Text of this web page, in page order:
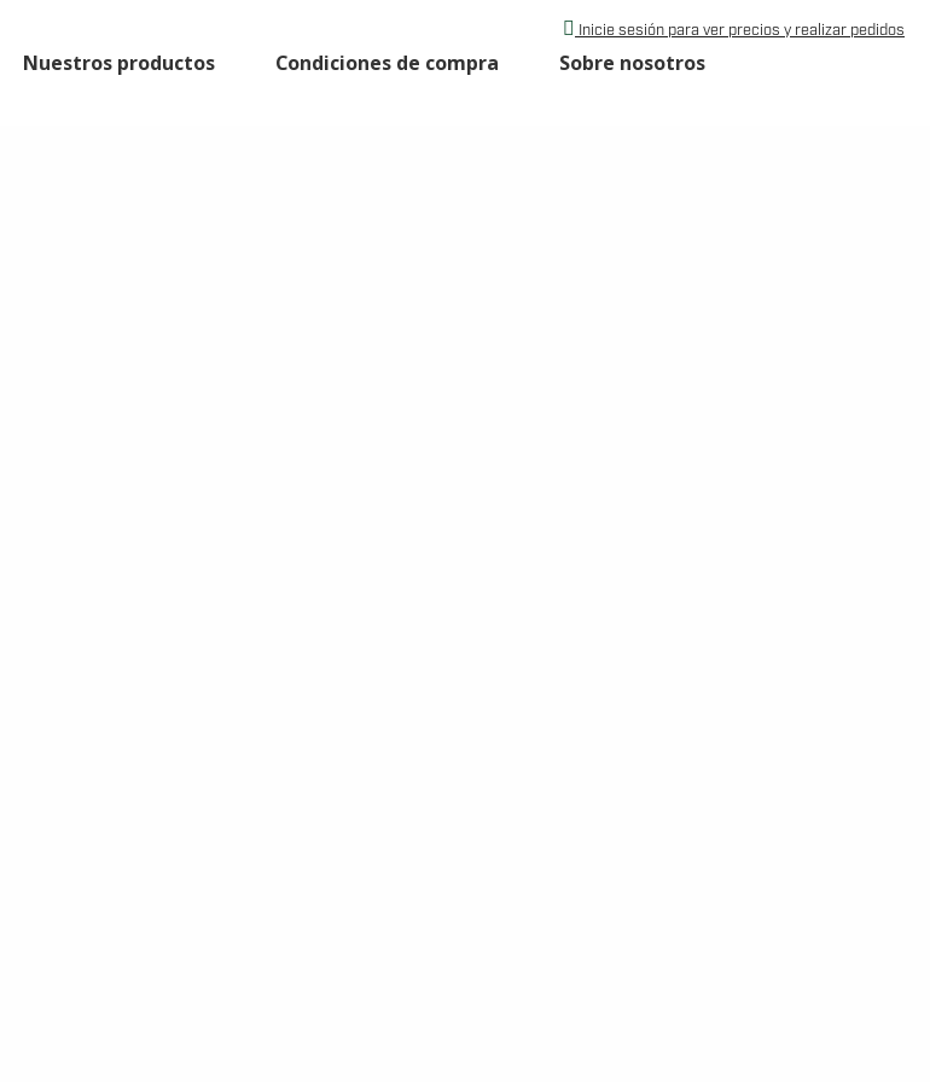
Nuestros productos Condiciones de compra Sobre nosotros
Inicie sesión para ver precios y realizar pedidos